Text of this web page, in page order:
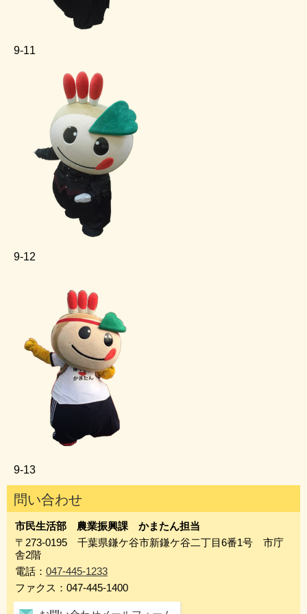
9‐11
9‐12
9‐13
問い合わせ
市民生活部 農業振興課 かまたん担当
〒273-0195 千葉県鎌ケ谷市新鎌ケ谷二丁目6番1号 市庁
舎2階
電話： 047-445-1233
ファクス：047-445-1400